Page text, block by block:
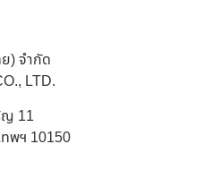
) จำกัด
LTD.
ญ 11
พฯ 10150